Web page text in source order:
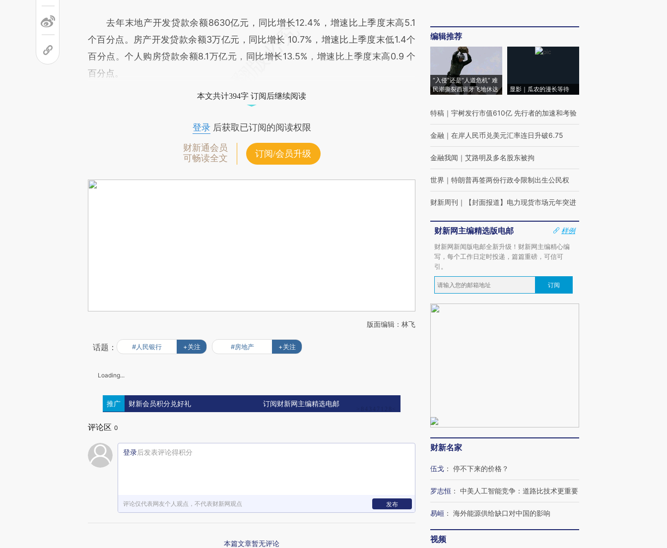
去年末地产开发贷款余额8630亿元，同比增长12.4%，增速比上季度末高5.1
个百分点。房产开发贷款余额3万亿元，同比增长 10.7%，增速比上季度末低1.4个
百分点。个人购房贷款余额8.1万亿元，同比增长13.5%，增速比上季度末高0.9 个
百分点。
本文共计394字 订阅后继续阅读
登录后获取已订阅的阅读权限
财新通会员
可畅读全文
订阅/会员升级
版面编辑：林飞
话题： #人民银行 +关注 #房地产 +关注
Loading...
推广 财新会员积分兑好礼 订阅财新网主编精选电邮
评论区 0
登录后发表评论得积分
评论仅代表网友个人观点，不代表财新网观点 发布
本篇文章暂无评论
编辑推荐
“入侵”还是“人道危机” 难
民潮撕裂西班牙飞地休达
显影｜瓜农的漫长等待
特稿 ｜ 宇树发行市值610亿 先行者的加速和考验
金融 ｜ 在岸人民币兑美元汇率连日升破6.75
金融我闻 ｜ 艾路明及多名股东被拘
世界 ｜ 特朗普再签两份行政令限制出生公民权
财新周刊 ｜ 【封面报道】电力现货市场元年突进
财新网主编精选版电邮
样例
财新网新闻版电邮全新升级！财新网主编精心编
写，每个工作日定时投递，篇篇重磅，可信可
引。
订阅
财新名家
伍戈 ： 停不下来的价格？
罗志恒 ： 中美人工智能竞争：道路比技术更重要
易峘 ： 海外能源供给缺口对中国的影响
视频